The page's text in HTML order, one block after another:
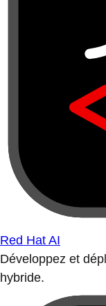
Red Hat AI
Développez et
hybride.